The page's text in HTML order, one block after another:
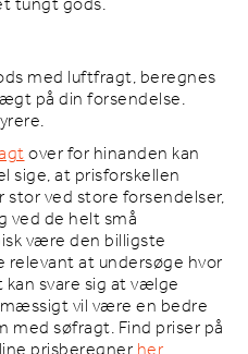
med luftfragt, beregnes
på din forsendelse.
over for hinanden kan
sige, at prisforskellen
ved store forsendelser,
ved de helt små
være den billigste
at undersøge hvor
svare sig at vælge
vil være en bedre
med søfragt. Find priser på